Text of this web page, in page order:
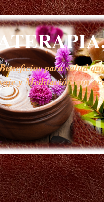
para salud
y Meditación con